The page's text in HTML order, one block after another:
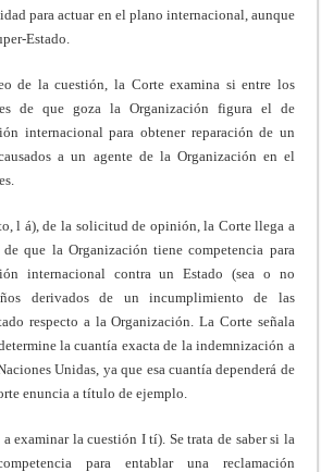
para actuar en el plano internacional, aunque
Estado.
de la cuestión, la Corte examina si entre los
de que goza la Organización figura el de
internacional para obtener reparación de un
a un agente de la Organización en el
l á), de la solicitud de opinión, la Corte llega a
que la Organización tiene competencia para
internacional contra un Estado (sea o no
derivados de un incumplimiento de las
respecto a la Organización. La Corte señala
la cuantía exacta de la indemnización a
Unidas, ya que esa cuantía dependerá de
enuncia a título de ejemplo.
examinar la cuestión I tí). Se trata de saber si la
para entablar una reclamación